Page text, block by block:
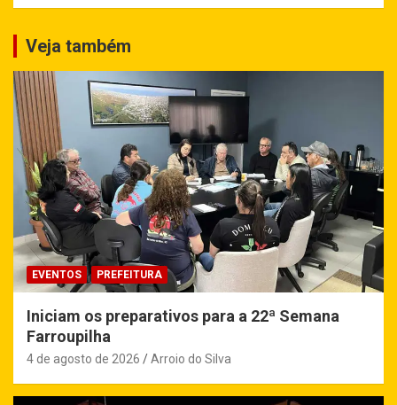
Veja também
EVENTOS PREFEITURA
Iniciam os preparativos para a 22ª Semana
Farroupilha
4 de agosto de 2026 Arroio do Silva